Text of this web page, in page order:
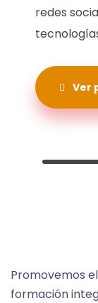
redes
Ver
Promovemos
formación